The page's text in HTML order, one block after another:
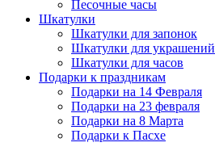
Песочные часы
Шкатулки
Шкатулки для запонок
Шкатулки для украшений
Шкатулки для часов
Подарки к праздникам
Подарки на 14 Февраля
Подарки на 23 февраля
Подарки на 8 Марта
Подарки к Пасхе